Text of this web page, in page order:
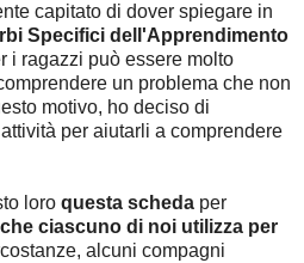
capitato di dover spiegare in
Specifici dell'Apprendimento
i ragazzi può essere molto
un problema che non
motivo, ho deciso di
per aiutarli a comprendere
loro questa scheda per
ciascuno di noi utilizza per
alcuni compagni